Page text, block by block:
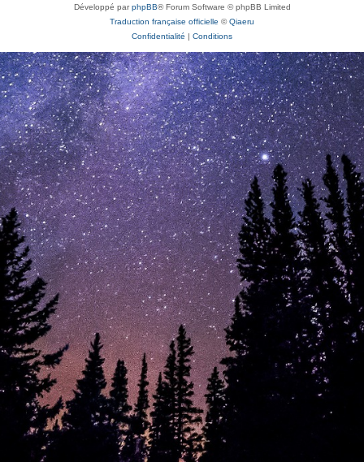
Développé parphpBB® Forum Software © phpBB Limited
Traduction française officielle ©Qiaeru
Confidentialité | Conditions